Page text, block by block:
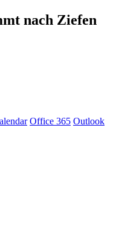
nach Ziefen
Office 365 Outlook